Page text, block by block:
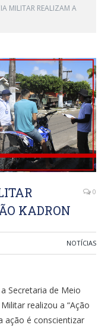
MILITAR REALIZAM A
KADRON
0
NOTÍCIAS
Secretaria de Meio
realizou a “Ação
ação é conscientizar